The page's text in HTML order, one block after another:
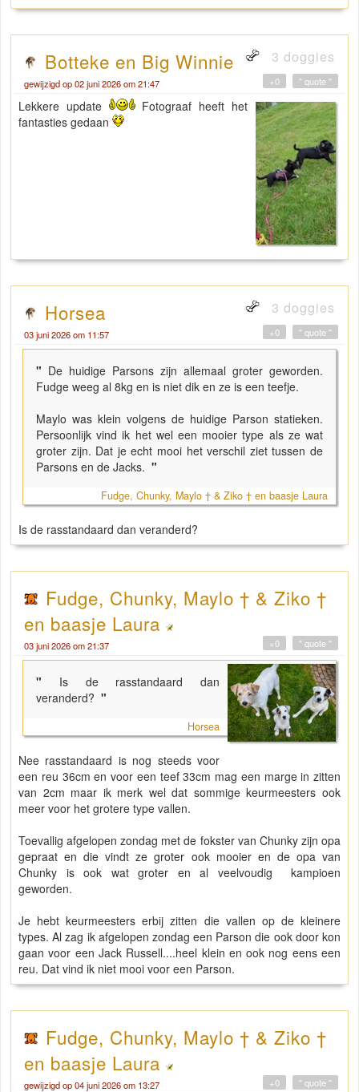
Botteke en Big Winnie 3 doggies
gewijzigd op 02 juni 2026 om 21:47 " quote "
+0
Lekkere update
Fotograaf heeft het
fantasties gedaan
Horsea 3 doggies
03 juni 2026 om 11:57 " quote "
+0
" De huidige Parsons zijn allemaal groter geworden.
Fudge weeg al 8kg en is niet dik en ze is een teefje.
Maylo was klein volgens de huidige Parson statieken.
Persoonlijk vind ik het wel een mooier type als ze wat
groter zijn. Dat je echt mooi het verschil ziet tussen de
Parsons en de Jacks. "
Fudge, Chunky, Maylo † & Ziko † en baasje Laura
Is de rasstandaard dan veranderd?
Fudge, Chunky, Maylo † & Ziko †
en baasje Laura
03 juni 2026 om 21:37 " quote "
+0
" Is de rasstandaard dan
veranderd? "
Horsea
Nee rasstandaard is nog steeds voor
een reu 36cm en voor een teef 33cm mag een marge in zitten
van 2cm maar ik merk wel dat sommige keurmeesters ook
meer voor het grotere type vallen.
Toevallig afgelopen zondag met de fokster van Chunky zijn opa
gepraat en die vindt ze groter ook mooier en de opa van
Chunky is ook wat groter en al veelvoudig kampioen
geworden.
Je hebt keurmeesters erbij zitten die vallen op de kleinere
types. Al zag ik afgelopen zondag een Parson die ook door kon
gaan voor een Jack Russell....heel klein en ook nog eens een
reu. Dat vind ik niet mooi voor een Parson.
Fudge, Chunky, Maylo † & Ziko †
en baasje Laura
gewijzigd op 04 juni 2026 om 13:27 " quote "
+0